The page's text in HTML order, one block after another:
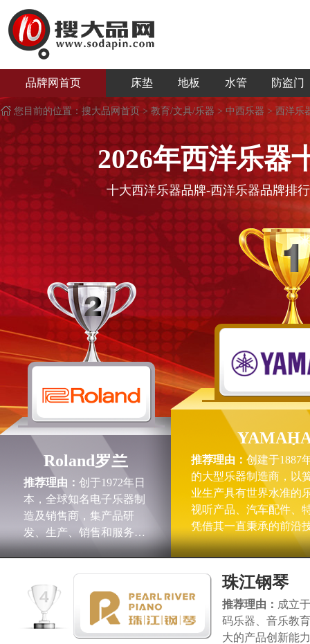
品牌网首页 床垫 地板 水管 防盗门
您目前的位置： 搜大品网首页>教育/文具/乐器> 中西乐器 > 西洋乐
2026年西洋乐器
十大西洋乐器品牌-西洋乐器品牌排
Roland罗兰
推荐理由： 创于1972年日
本，全球知名电子乐器制
造及销售商，集产品研
发、生产、销售和服务于
一体的大型企业，产品涵
器及相关产品/电子打击
乐/数字录音设备/音箱和
音视频处理设备，逻兰
(上海)电子有限公司。
哈
推荐理由： 创建于1887
的大型乐器制造商，以
业生产具有世界水准的
视听产品、汽车配件、
凭借其一直秉承的前沿
艺，使其在全球广受欢
响(中国)投资有限公司。
珠江钢琴
推荐理由： 成立
码乐器、音乐教
大的产品创新能